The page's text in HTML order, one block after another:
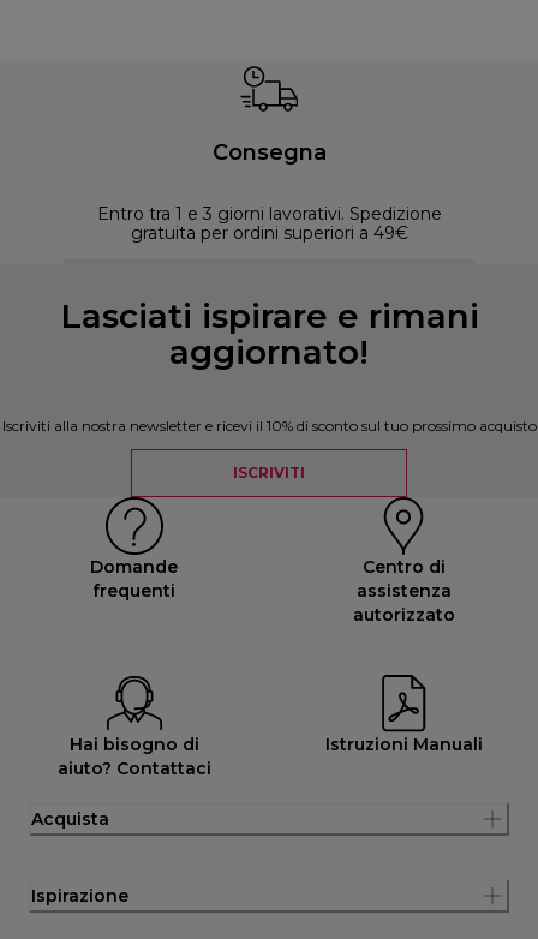
Consegna
Entro tra 1 e 3 giorni lavorativi. Spedizione
gratuita per ordini superiori a 49€
Lasciati ispirare e rimani
aggiornato!
Iscriviti alla nostra newsletter e ricevi il 10% di sconto sul tuo prossimo acquisto
ISCRIVITI
Domande
frequenti
Centro di
assistenza
autorizzato
Hai bisogno di
aiuto? Contattaci
Istruzioni Manuali
Acquista
Ispirazione